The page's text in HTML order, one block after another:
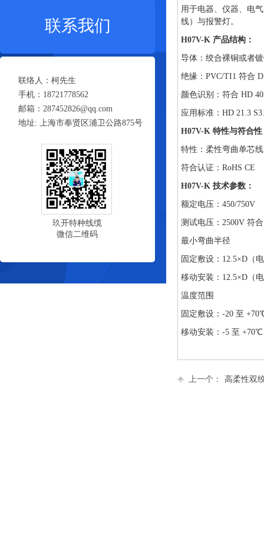
联系我们
联络人：柯先生
手机：18721778562
邮箱：287452826@qq.com
地址: 上海市奉贤区浦卫公路875号
玖开特种线缆
微信二维码
用于电器、仪器、电
线）与报警灯。
H07V-K 产品结构：
导体：绞合裸铜或者
绝缘：PVC/TI1 符合
颜色识别：符合 HD
应用标准：HD 21.3
H07V-K 特性与符合性
特性：柔性弯曲单芯
符合认证：RoHS CE
H07V-K 技术参数：
额定电压：450/750V
测试电压：2500V 符
最小弯曲半径
固定敷设：12.5×D（
移动安装：12.5×D（
温度范围
固定敷设：-20 至
移动安装：-5 至 +70℃
上一个： 高柔性双